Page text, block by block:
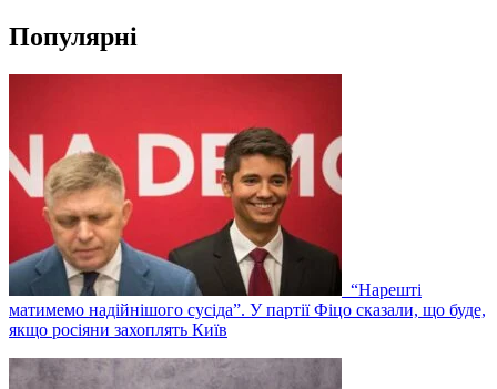
Популярні
“Нарешті
матимемо надійнішого сусіда”. У партії Фіцо сказали, що буде,
якщо росіяни захоплять Київ